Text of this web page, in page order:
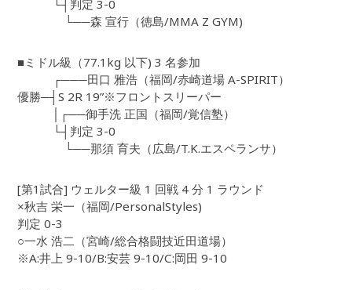
└┤判定 3-0
└──森 宣行（徳島/MMA Z GYM)
■ミドル級（77.1kg 以下) 3 名参加
┌───田口 雅浩（福岡/赤崎道場 A-SPIRIT）
優勝─┤S 2R 19”※フロントスリーパー
│┌──御手洗 正国（福岡/覚信塾）
└┤判定 3-0
└──那須 育夫（広島/T.K.エスペランサ）
[第1試合] ウェルター級 1 回戦 4 分 1 ラウンド
×秋吉 栄一（福岡/PersonalStyles)
判定 0-3
○一水 浩二（宮崎/総合格闘技近田道場）
※A:井上 9-10/B:安芸 9-10/C:岡田 9-10